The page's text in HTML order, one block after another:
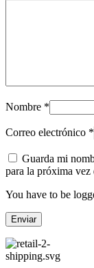
Nombre *
Correo electrónico *
Guarda mi
para la próxima vez
You have to be